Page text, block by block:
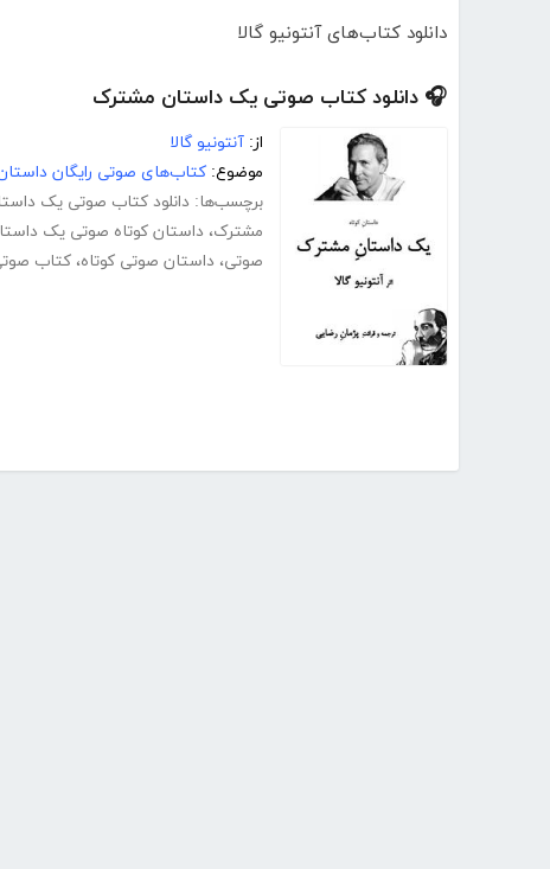
دانلود کتاب‌های آنتونیو گالا
🎧 دانلود کتاب صوتی یک داستان مشترک
از: آنتونیو گالا
موضوع: کتاب‌های صوتی رایگان
برچسب‌ها: دانلود کتاب صوتی یک
مشترک، داستان کوتاه صوتی یک
صوتی، داستان صوتی کوتاه، کتاب